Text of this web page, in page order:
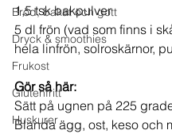
Bröd, bakat och gott
Dryck & smoothies
Frukost
Glutenfritt
Huskurer
1,5 tsk bakpulver
5 dl frön (vad som finns i
hela linfrön, solroskärnor,
Gör så här:
Sätt på ugnen på 225
Blanda ägg, ost, keso och